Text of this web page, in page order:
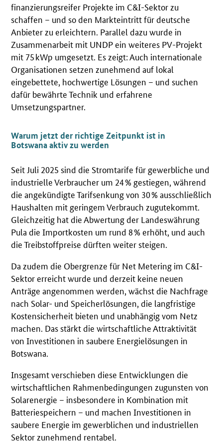
finanzierungsreifer Projekte im C&I-Sektor zu
schaffen – und so den Markteintritt für deutsche
Anbieter zu erleichtern. Parallel dazu wurde in
Zusammenarbeit mit UNDP ein weiteres PV-Projekt
mit 75 kWp umgesetzt. Es zeigt: Auch internationale
Organisationen setzen zunehmend auf lokal
eingebettete, hochwertige Lösungen – und suchen
dafür bewährte Technik und erfahrene
Umsetzungspartner.
Warum jetzt der richtige Zeitpunkt ist in
Botswana aktiv zu werden
Seit Juli 2025 sind die Stromtarife für gewerbliche und
industrielle Verbraucher um 24 % gestiegen, während
die angekündigte Tarifsenkung von 30 % ausschließlich
Haushalten mit geringem Verbrauch zugutekommt.
Gleichzeitig hat die Abwertung der Landeswährung
Pula die Importkosten um rund 8 % erhöht, und auch
die Treibstoffpreise dürften weiter steigen.
Da zudem die Obergrenze für Net Metering im C&I-
Sektor erreicht wurde und derzeit keine neuen
Anträge angenommen werden, wächst die Nachfrage
nach Solar- und Speicherlösungen, die langfristige
Kostensicherheit bieten und unabhängig vom Netz
machen. Das stärkt die wirtschaftliche Attraktivität
von Investitionen in saubere Energielösungen in
Botswana.
Insgesamt verschieben diese Entwicklungen die
wirtschaftlichen Rahmenbedingungen zugunsten von
Solarenergie – insbesondere in Kombination mit
Batteriespeichern – und machen Investitionen in
saubere Energie im gewerblichen und industriellen
Sektor zunehmend rentabel.